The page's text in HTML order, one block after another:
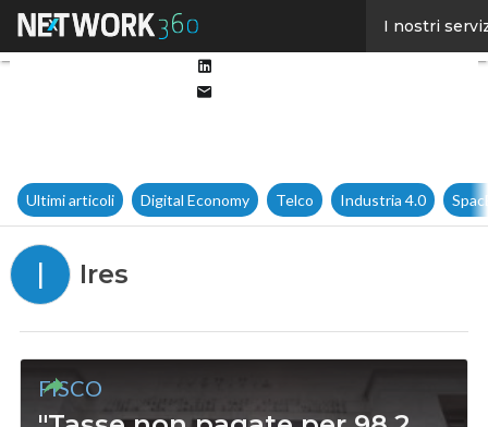
I nostri
Ultimi articoli Digital Economy Telco Industria 4.0
I Ires
FISCO